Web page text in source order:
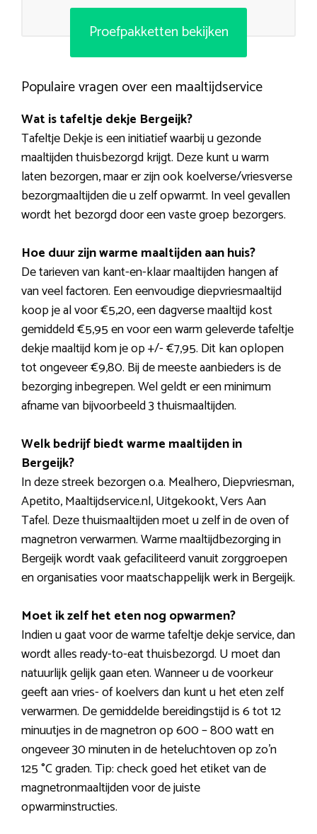
Proefpakketten bekijken
Populaire vragen over een maaltijdservice
Wat is tafeltje dekje Bergeijk?
Tafeltje Dekje is een initiatief waarbij u gezonde
maaltijden thuisbezorgd krijgt. Deze kunt u warm
laten bezorgen, maar er zijn ook koelverse/vriesverse
bezorgmaaltijden die u zelf opwarmt. In veel gevallen
wordt het bezorgd door een vaste groep bezorgers.
Hoe duur zijn warme maaltijden aan huis?
De tarieven van kant-en-klaar maaltijden hangen af
van veel factoren. Een eenvoudige diepvriesmaaltijd
koop je al voor €5,20, een dagverse maaltijd kost
gemiddeld €5,95 en voor een warm geleverde tafeltje
dekje maaltijd kom je op +/- €7,95. Dit kan oplopen
tot ongeveer €9,80. Bij de meeste aanbieders is de
bezorging inbegrepen. Wel geldt er een minimum
afname van bijvoorbeeld 3 thuismaaltijden.
Welk bedrijf biedt warme maaltijden in
Bergeijk?
In deze streek bezorgen o.a. Mealhero, Diepvriesman,
Apetito, Maaltijdservice.nl, Uitgekookt, Vers Aan
Tafel. Deze thuismaaltijden moet u zelf in de oven of
magnetron verwarmen. Warme maaltijdbezorging in
Bergeijk wordt vaak gefaciliteerd vanuit zorggroepen
en organisaties voor maatschappelijk werk in Bergeijk.
Moet ik zelf het eten nog opwarmen?
Indien u gaat voor de warme tafeltje dekje service, dan
wordt alles ready-to-eat thuisbezorgd. U moet dan
natuurlijk gelijk gaan eten. Wanneer u de voorkeur
geeft aan vries- of koelvers dan kunt u het eten zelf
verwarmen. De gemiddelde bereidingstijd is 6 tot 12
minuutjes in de magnetron op 600 – 800 watt en
ongeveer 30 minuten in de heteluchtoven op zo’n
125 °C graden. Tip: check goed het etiket van de
magnetronmaaltijden voor de juiste
opwarminstructies.